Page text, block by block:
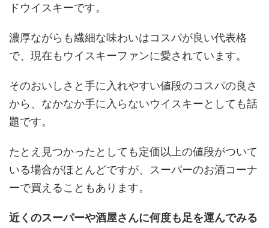
ドウイスキーです。
濃厚ながらも繊細な味わいはコスパが良い代表格
で、現在もウイスキーファンに愛されています。
そのおいしさと手に入れやすい値段のコスパの良さ
から、なかなか手に入らないウイスキーとしても話
題です。
たとえ見つかったとしても定価以上の値段がついて
いる場合がほとんどですが、スーパーのお酒コーナ
ーで買えることもあります。
近くのスーパーや酒屋さんに何度も足を運んでみる